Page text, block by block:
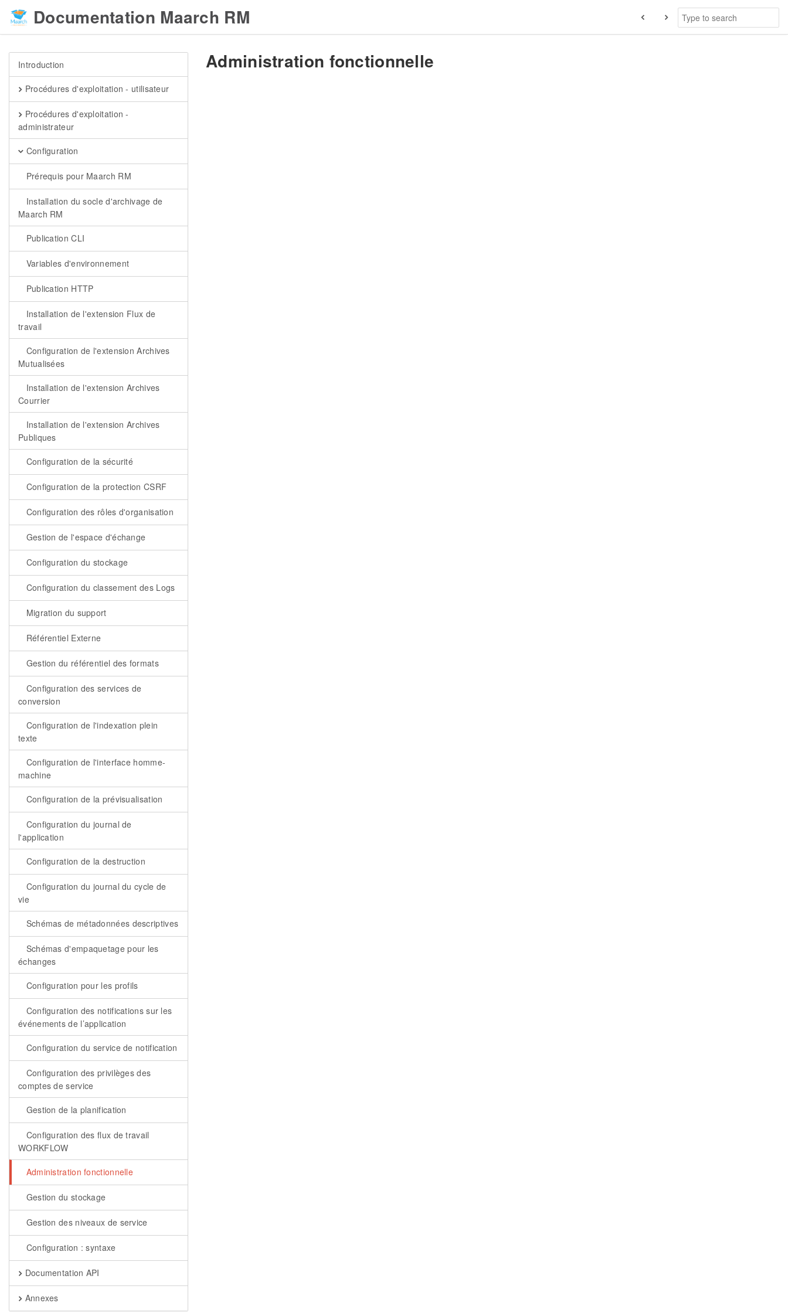
Documentation Maarch RM
Introduction
Procédures d'exploitation - utilisateur
Procédures d'exploitation -
administrateur
Configuration
Prérequis pour Maarch RM
Installation du socle d'archivage de
Maarch RM
Publication CLI
Variables d'environnement
Publication HTTP
Installation de l'extension Flux de
travail
Configuration de l'extension Archives
Mutualisées
Installation de l'extension Archives
Courrier
Installation de l'extension Archives
Publiques
Configuration de la sécurité
Configuration de la protection CSRF
Configuration des rôles d'organisation
Gestion de l'espace d'échange
Configuration du stockage
Configuration du classement des Logs
Migration du support
Référentiel Externe
Gestion du référentiel des formats
Configuration des services de
conversion
Configuration de l'indexation plein
texte
Configuration de l'interface homme-
machine
Configuration de la prévisualisation
Configuration du journal de
l'application
Configuration de la destruction
Configuration du journal du cycle de
vie
Schémas de métadonnées descriptives
Schémas d'empaquetage pour les
échanges
Configuration pour les profils
Configuration des notifications sur les
événements de l’application
Configuration du service de notification
Configuration des privilèges des
comptes de service
Gestion de la planification
Configuration des flux de travail
WORKFLOW
Administration fonctionnelle
Gestion du stockage
Gestion des niveaux de service
Configuration : syntaxe
Documentation API
Annexes
Administration fonctionnelle